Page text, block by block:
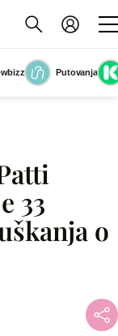
Putovanja
Patti Scialfa
(Foto: Afp)
33
o